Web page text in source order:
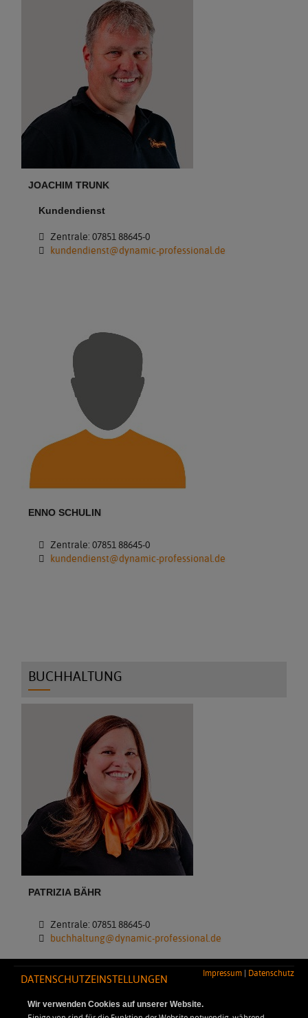
Impressum | Datenschutz
DATENSCHUTZEINSTELLUNGEN
Wir verwenden Cookies auf unserer Website.
JOACHIM TRUNK
Kundendienst
Zentrale: 07851 88645-0
kundendienst@dynamic-professional.de
ENNO SCHULIN
Zentrale: 07851 88645-0
kundendienst@dynamic-professional.de
BUCHHALTUNG
PATRIZIA BÄHR
Zentrale: 07851 88645-0
buchhaltung@dynamic-professional.de